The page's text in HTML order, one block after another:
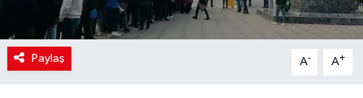
Paylaş A- A+